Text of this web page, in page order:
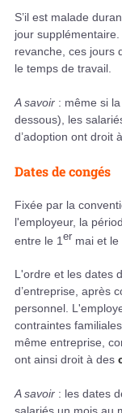
S’il est malade
jour
revanche, ces jours
le temps de travail.
A savoir : même si
dessous), les
d’adoption ont droit
Dates de congés
Fixée par la
l'employeur, la
entre le 1 er mai et le
L'ordre et les dates
d’entreprise, après
personnel.
contraintes
même entreprise,
ont ainsi droit à des
A savoir : les dates